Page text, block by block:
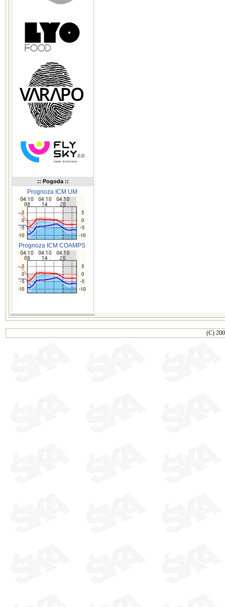
:: Pogoda ::
Prognoza ICM UM
Prognoza ICM COAMPS
(C)